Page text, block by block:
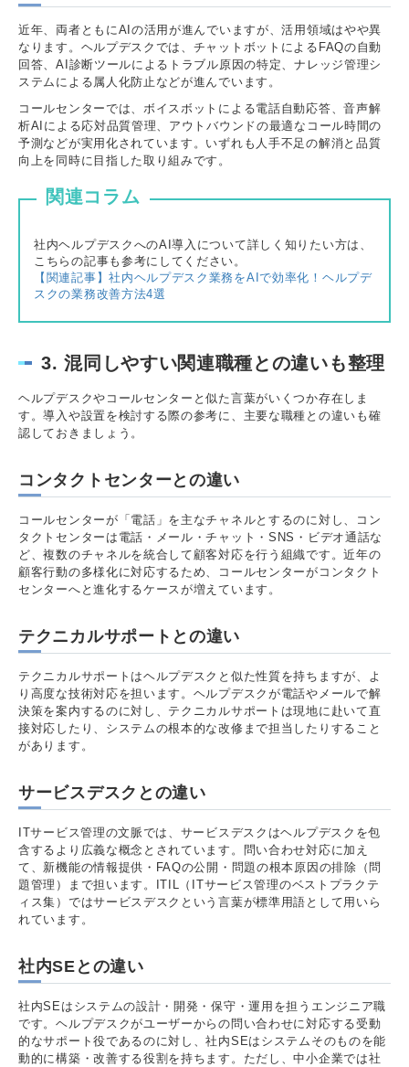
近年、両者ともにAIの活用が進んでいますが、活用領域はやや異
なります。ヘルプデスクでは、チャットボットによるFAQの自動
回答、AI診断ツールによるトラブル原因の特定、ナレッジ管理シ
ステムによる属人化防止などが進んでいます。
コールセンターでは、ボイスボットによる電話自動応答、音声解
析AIによる応対品質管理、アウトバウンドの最適なコール時間の
予測などが実用化されています。いずれも人手不足の解消と品質
向上を同時に目指した取り組みです。
関連コラム
社内ヘルプデスクへのAI導入について詳しく知りたい方は、
こちらの記事も参考にしてください。
【関連記事】社内ヘルプデスク業務をAIで効率化！ヘルプデ
スクの業務改善方法4選
3. 混同しやすい関連職種との違いも整理
ヘルプデスクやコールセンターと似た言葉がいくつか存在しま
す。導入や設置を検討する際の参考に、主要な職種との違いも確
認しておきましょう。
コンタクトセンターとの違い
コールセンターが「電話」を主なチャネルとするのに対し、コン
タクトセンターは電話・メール・チャット・SNS・ビデオ通話な
ど、複数のチャネルを統合して顧客対応を行う組織です。近年の
顧客行動の多様化に対応するため、コールセンターがコンタクト
センターへと進化するケースが増えています。
テクニカルサポートとの違い
テクニカルサポートはヘルプデスクと似た性質を持ちますが、よ
り高度な技術対応を担います。ヘルプデスクが電話やメールで解
決策を案内するのに対し、テクニカルサポートは現地に赴いて直
接対応したり、システムの根本的な改修まで担当したりすること
があります。
サービスデスクとの違い
ITサービス管理の文脈では、サービスデスクはヘルプデスクを包
含するより広義な概念とされています。問い合わせ対応に加え
て、新機能の情報提供・FAQの公開・問題の根本原因の排除（問
題管理）まで担います。ITIL（ITサービス管理のベストプラクテ
ィス集）ではサービスデスクという言葉が標準用語として用いら
れています。
社内SEとの違い
社内SEはシステムの設計・開発・保守・運用を担うエンジニア職
です。ヘルプデスクがユーザーからの問い合わせに対応する受動
的なサポート役であるのに対し、社内SEはシステムそのものを能
動的に構築・改善する役割を持ちます。ただし、中小企業では社